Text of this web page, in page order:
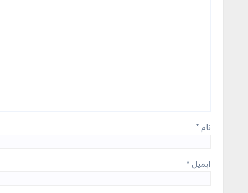
نام *
ایمیل *